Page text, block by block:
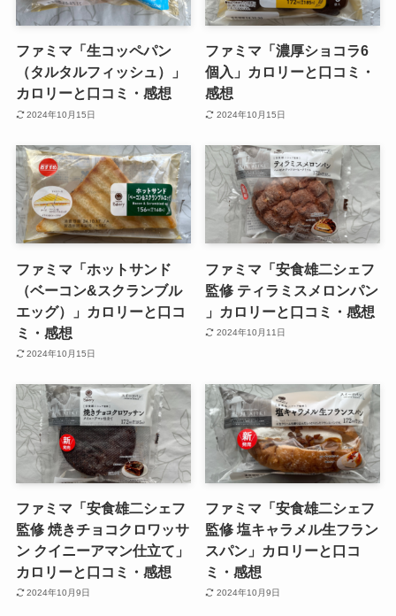
ファミマ「生コッペパン
（タルタルフィッシュ）」
カロリーと口コミ・感想
2024年10月15日
ファミマ「濃厚ショコラ6
個入」カロリーと口コミ・
感想
2024年10月15日
ファミマ「ホットサンド
（ベーコン&スクランブル
エッグ）」カロリーと口コ
ミ・感想
2024年10月15日
ファミマ「安食雄二シェフ
監修 ティラミスメロンパン
」カロリーと口コミ・感想
2024年10月11日
ファミマ「安食雄二シェフ
監修 焼きチョコクロワッサ
ン クイニーアマン仕立て」
カロリーと口コミ・感想
2024年10月9日
ファミマ「安食雄二シェフ
監修 塩キャラメル生フラン
スパン」カロリーと口コ
ミ・感想
2024年10月9日